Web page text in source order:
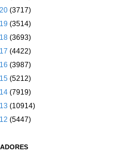
(3717)
(3514)
(3693)
(4422)
(3987)
(5212)
(7919)
(10914)
(5447)